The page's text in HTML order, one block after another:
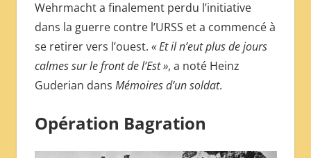
Wehrmacht a finalement perdu l’initiative
dans la guerre contre l’URSS et a commencé à
se retirer vers l’ouest. « Et il n’eut plus de jours
calmes sur le front de l’Est », a noté Heinz
Guderian dans Mémoires d’un soldat.
Opération Bagration